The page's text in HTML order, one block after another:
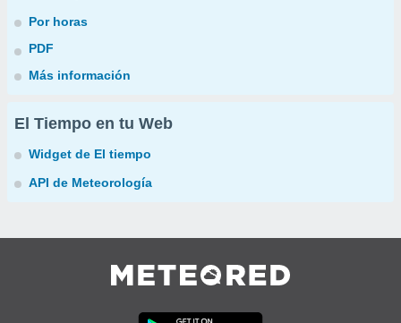
Por horas
PDF
Más información
El Tiempo en tu Web
Widget de El tiempo
API de Meteorología